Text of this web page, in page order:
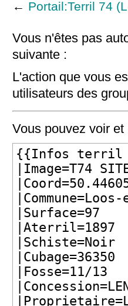
← Portail:Terril 74
Vous n'êtes pas
suivante :
L'action que vous
utilisateurs des
Vous pouvez voir